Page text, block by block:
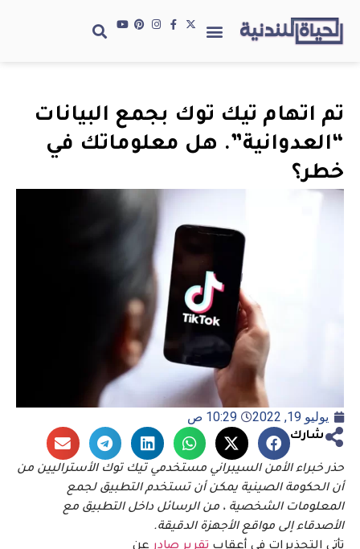
تم اتهام تيك توك بجمع البيانات
“العدوانية”. هل معلوماتك في
خطر؟
يوليو 19, 2022 10:29 ص
شارك
حذر خبراء الأمن السيبراني مستخدمي تيك توك الأستراليين من
أن الحكومة الصينية يمكن أن تستخدم التطبيق لجمع
المعلومات الشخصية ، من الرسائل داخل التطبيق مع
الأصدقاء إلى مواقع الأجهزة الدقيقة.
تأتي التحذيرات في أعقاب تقرير صادرعن